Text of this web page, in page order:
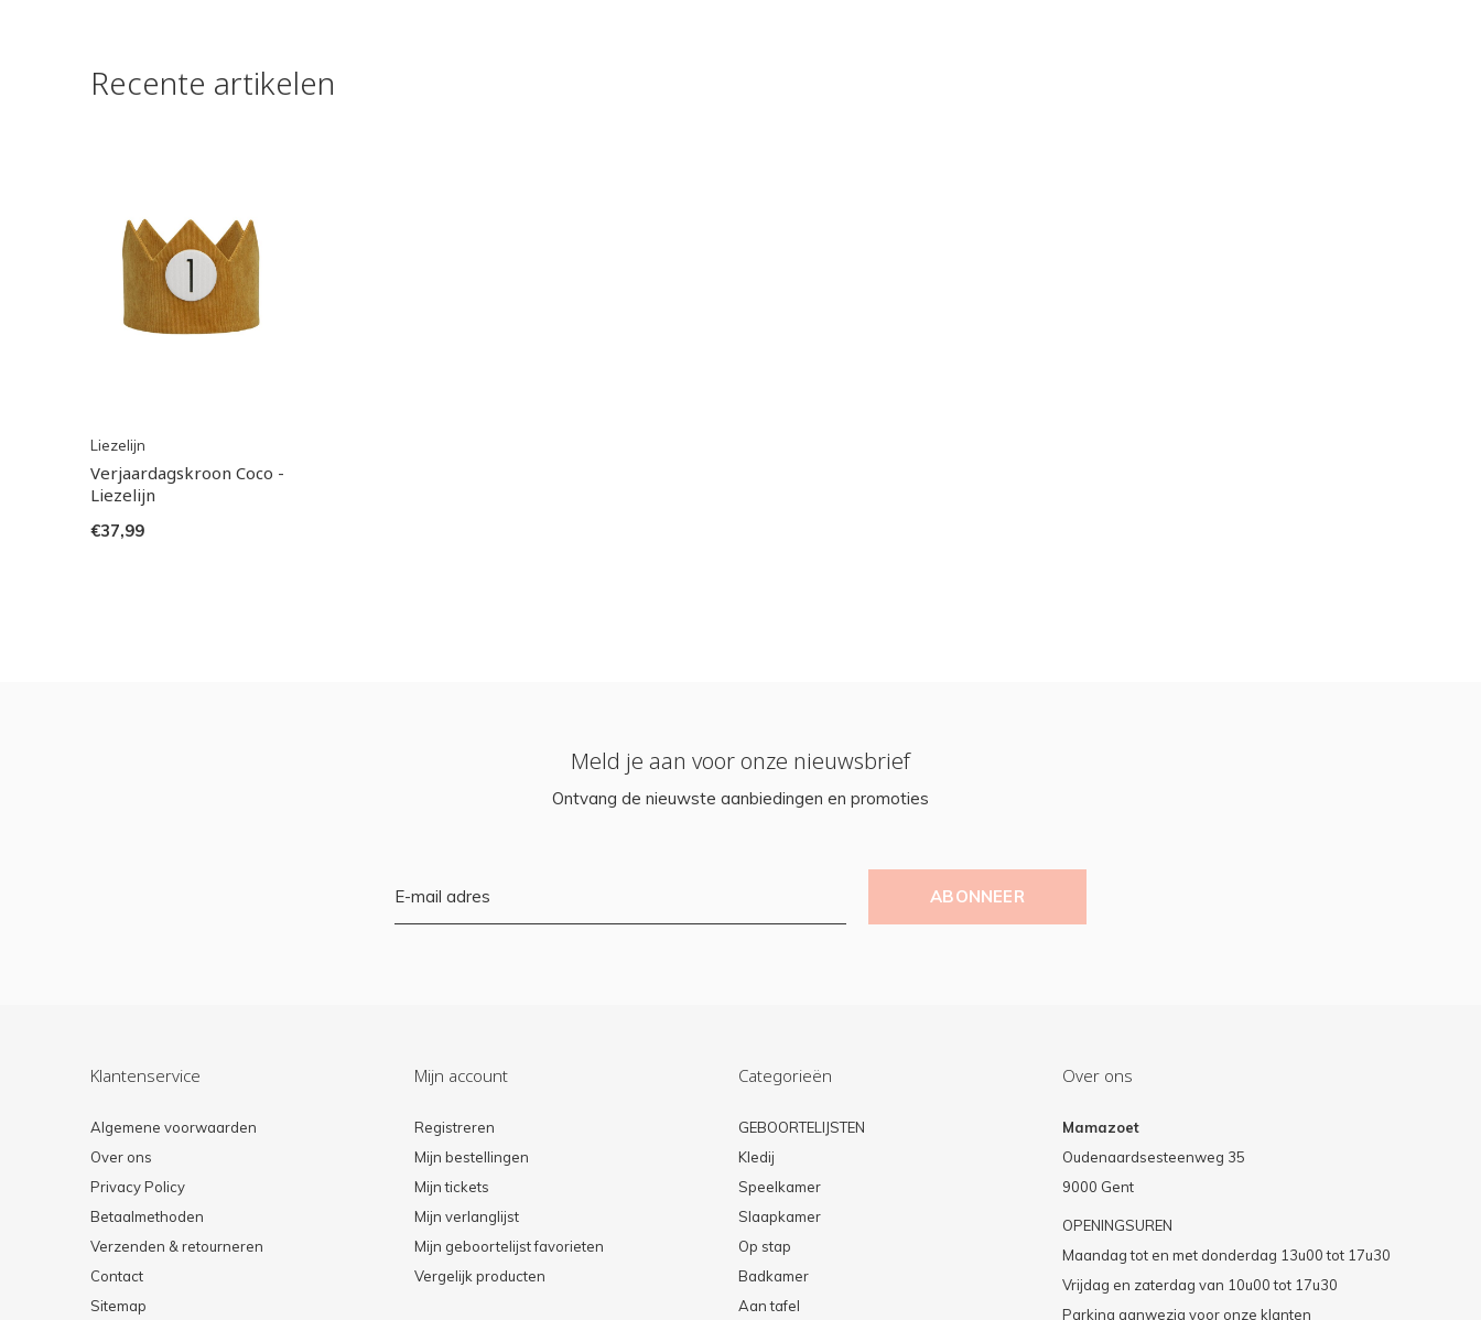
Recente artikelen
Liezelijn
Verjaardagskroon Coco -
Liezelijn
€37,99
Meld je aan voor onze nieuwsbrief
Ontvang de nieuwste aanbiedingen en promoties
ABONNEER
Klantenservice
Algemene voorwaarden
Over ons
Privacy Policy
Betaalmethoden
Verzenden & retourneren
Contact
Sitemap
Mijn account
Registreren
Mijn bestellingen
Mijn tickets
Mijn verlanglijst
Mijn geboortelijst favorieten
Vergelijk producten
Categorieën
GEBOORTELIJSTEN
Kledij
Speelkamer
Slaapkamer
Op stap
Badkamer
Aan tafel
Over ons
Mamazoet
Oudenaardsesteenweg 35
9000 Gent
OPENINGSUREN
Maandag tot en met donderdag 13u00 tot 17u30
Vrijdag en zaterdag van 10u00 tot 17u30
Parking aanwezig voor onze klanten